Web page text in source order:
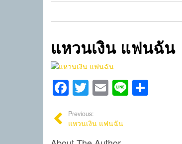
แหวนเงิน แฟนฉัน
Facebook
Twitter
Email
Line
Previous:
แหวนเงิน แฟนฉัน